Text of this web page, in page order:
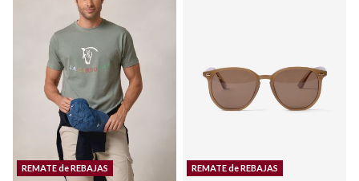
Paquetes y envíos
aquí
REMATE de REBAJAS REMATE de REBAJAS